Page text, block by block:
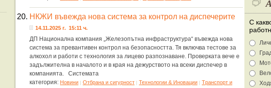
20. НКЖИ въвежда нова система за контрол на диспечерите
14.11.2025 г. 15:11 ч.
ДП Национална компания „Железопътна инфраструктура“ въвежда нова
система за превантивен контрол на безопасността. Тя включва тестове за
алкохол и работи с технология за лицево разпознаване. Проверката вече е
задължителна в началото и в края на дежурството на всеки диспечер в
компанията. Системата
категория: Новини | Отбрана и сигурност | Технологии & Иновации | Tранспорт и
С